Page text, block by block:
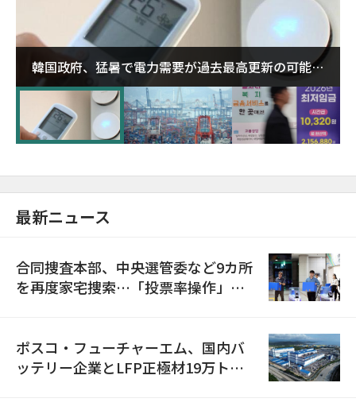
韓国政府、猛暑で電力需要が過去最高更新の可能性
に需給対応体制を点検
最新ニュース
合同捜査本部、中央選管委など9カ所
を再度家宅捜索…「投票率操作」の
ポスコ・フューチャーエム、国内バ
ッテリー企業とLFP正極材19万トン